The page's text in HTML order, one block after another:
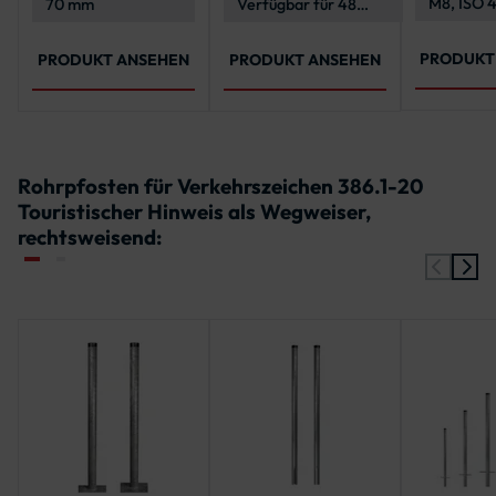
70 mm
PRODUKT ANSEHEN
an Pfosten
Verfügbar für 48
PRODUKT ANSEHEN
Rohrpfosten für Verkehrszeichen 386.1-20
Touristischer Hinweis als Wegweiser,
rechtsweisend: